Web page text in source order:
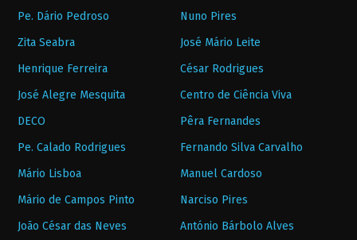
Pe. Dário Pedroso
Nuno Pires
Zita Seabra
José Mário Leite
Henrique Ferreira
César Rodrigues
José Alegre Mesquita
Centro de Ciência Viva
DECO
Pêra Fernandes
Pe. Calado Rodrigues
Fernando Silva Carvalho
Mário Lisboa
Manuel Cardoso
Mário de Campos Pinto
Narciso Pires
João César das Neves
António Bárbolo Alves